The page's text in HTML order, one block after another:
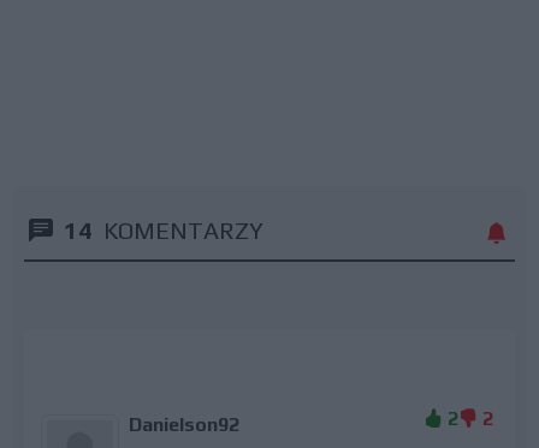
14 KOMENTARZY
Danielson92 2 2